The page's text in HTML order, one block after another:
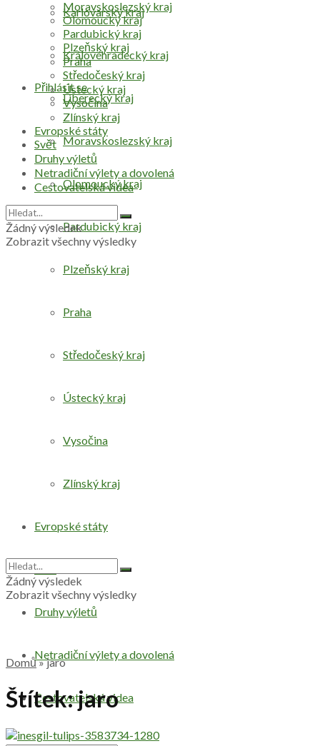
Přihlásit se
Karlovarský kraj
Královéhradecký kraj
Liberecký kraj
Moravskoslezský kraj
Olomoucký kraj
Pardubický kraj
Plzeňský kraj
Praha
Středočeský kraj
Ústecký kraj
Vysočina
Zlínský kraj
Evropské státy
Svět
Druhy výletů
Netradiční výlety a dovolená
Cestovatelská videa
Moravskoslezský kraj
Olomoucký kraj
Pardubický kraj
Plzeňský kraj
Praha
Středočeský kraj
Ústecký kraj
Vysočina
Zlínský kraj
Evropské státy
Svět
Druhy výletů
Netradiční výlety a dovolená
Cestovatelská videa
Žádný výsledek
Zobrazit všechny výsledky
Žádný výsledek
Zobrazit všechny výsledky
Domů»jaro
Štítek:jaro